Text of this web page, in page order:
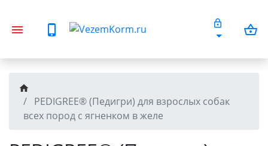
PEDIGREE® (Педигри) для взрослых собак
всех пород с ягненком в желе